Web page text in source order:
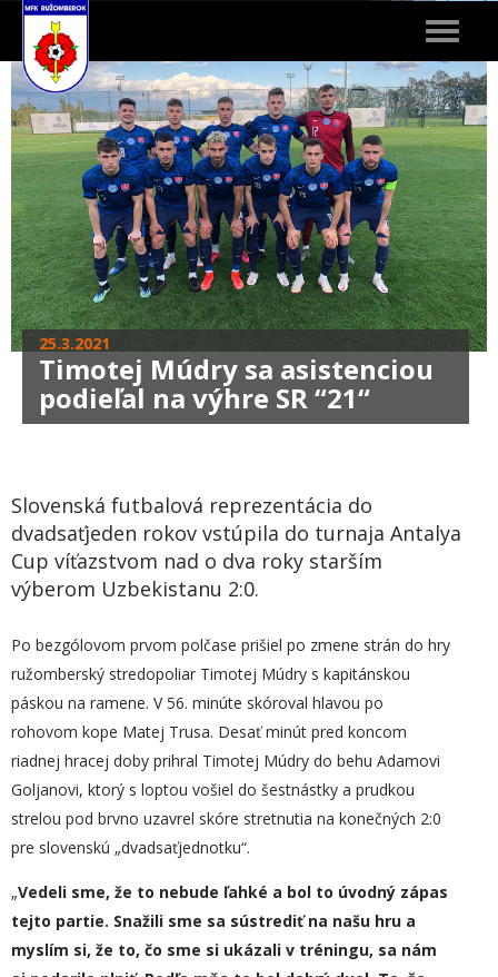
Toggle
25.3.2021
Timotej Múdry sa asistenciou
podieľal na výhre SR “21“
Slovenská futbalová reprezentácia do
dvadsaťjeden rokov vstúpila do turnaja Antalya
Cup víťazstvom nad o dva roky starším
výberom Uzbekistanu 2:0.
Po bezgólovom prvom polčase prišiel po zmene strán do hry
ružomberský stredopoliar Timotej Múdry s kapitánskou
páskou na ramene. V 56. minúte skóroval hlavou po
rohovom kope Matej Trusa. Desať minút pred koncom
riadnej hracej doby prihral Timotej Múdry do behu Adamovi
Goljanovi, ktorý s loptou vošiel do šestnástky a prudkou
strelou pod brvno uzavrel skóre stretnutia na konečných 2:0
pre slovenskú „dvadsaťjednotku“.
„Vedeli sme, že to nebude ľahké a bol to úvodný zápas
tejto partie. Snažili sme sa sústrediť na našu hru a
myslím si, že to, čo sme si ukázali v tréningu, sa nám